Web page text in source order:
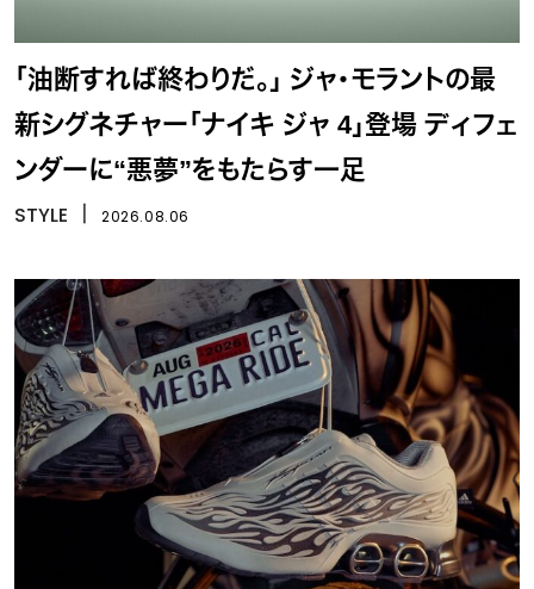
「油断すれば終わりだ。」 ジャ・モラントの最
新シグネチャー「ナイキ ジャ 4」登場 ディフェ
ンダーに“悪夢”をもたらす一足
STYLE 2026.08.06